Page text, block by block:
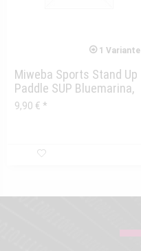
1 Variante
Miweba Sports Stand Up
Paddle SUP Bluemarina,
Moana, Mapuna,...
9,90 € *